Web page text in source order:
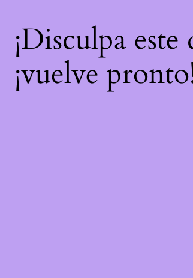
¡Disculpa
¡vuelve